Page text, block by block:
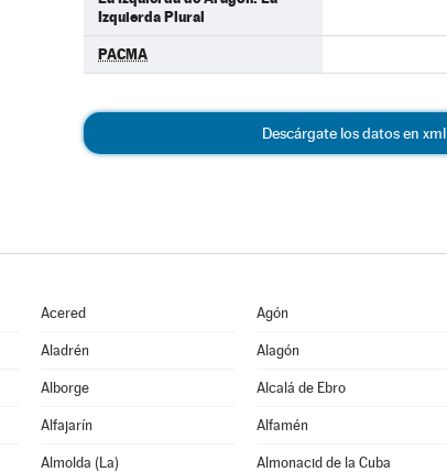
Izquierda Plural
PACMA
Descárgate los datos en xml
Acered Agón
Aladrén Alagón
Alborge Alcalá de Ebro
Alfajarín Alfamén
Almolda (La) Almonacid de la Cuba